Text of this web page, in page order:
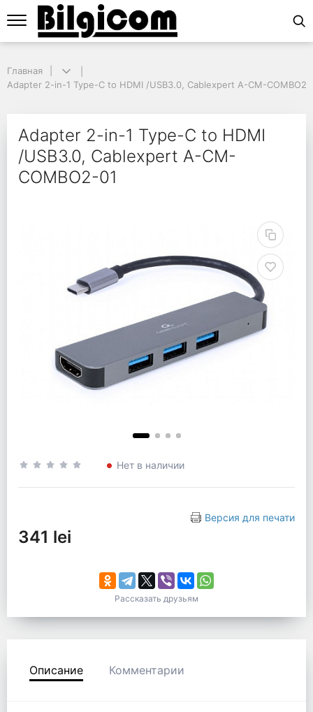
Adapter 2-in-1 Type-C to HDMI /USB3.0, Cablexpert A-CM-COMBO2-01
Adapter 2-in-1 Type-
Главная
Adapter 2-in-1 Type-C to HDMI /USB3.0, Cablexpert A-CM-COMBO2-
Adapter 2-in-1 Type-C to HDMI
/USB3.0, Cablexpert A-CM-
COMBO2-01
Нет в наличии
Версия для печати
341 lei
Рассказать друзьям
Описание Комментарии